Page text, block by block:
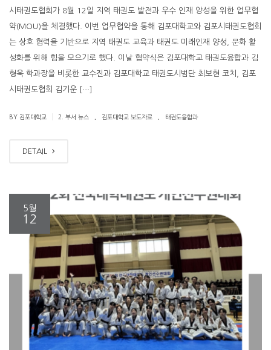
시태권도협회가 8월 12일 지역 태권도 발전과 우수 인재 양성을 위한 업무협
약(MOU)을 체결했다. 이번 업무협약을 통해 김포대학교와 김포시태권도협회
는 상호 협력을 기반으로 지역 태권도 교육과 태권도 미래인재 양성, 문화 활
성화를 위해 힘을 모으기로 했다. 이날 협약식은 김포대학교 태권도융합과 김
형욱 학과장을 비롯한 교수진과 김포대학교 태권도시범단 최보현 코치, 김포
시태권도협회 김기운 […]
BY 김포대학교 2. 부서 뉴스 김포대학교 보도자료 태권도융합과
DETAIL
5월
12